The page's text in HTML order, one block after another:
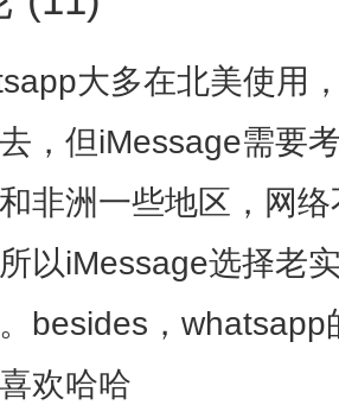
大多在北美使用
，但iMessage需要
非洲一些地区，网
以iMessage选择老
besides，
欢哈哈